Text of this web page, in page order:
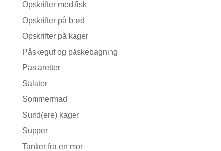
Opskrifter med fisk
Opskrifter på brød
Opskrifter på kager
Påskeguf og påskebagning
Pastaretter
Salater
Sommermad
Sund(ere) kager
Supper
Tanker fra en mor